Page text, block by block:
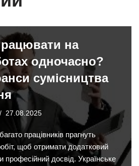
на
одночасно?
сумісництва
27.08.2025
працівників прагнуть
щоб отримати додатковий
професійний досвід. Українське